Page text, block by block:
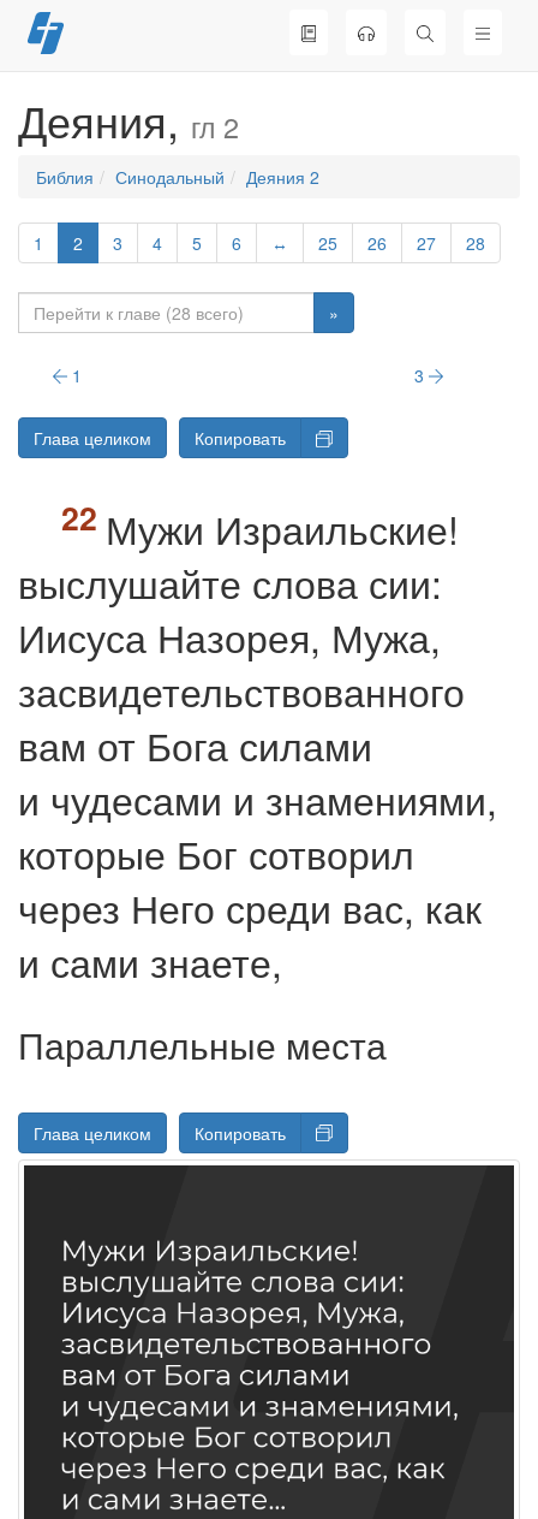
Перейти
к
Деяния, гл 2
Библия Синодальный Деяния 2
1 2 3 4 5 6 ↔ 25 26 27 28
»
1 3
Глава целиком Копировать
Мужи Израильские!
выслушайте слова сии:
Иисуса Назорея, Мужа,
засвидетельствованного
вам от Бога силами
и чудесами и знамениями,
которые Бог сотворил
через Него среди вас, как
и сами знаете,
Параллельные места
Глава целиком Копировать